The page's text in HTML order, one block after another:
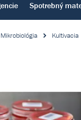
Spotrebný
Mikrobiológia Kultivacia